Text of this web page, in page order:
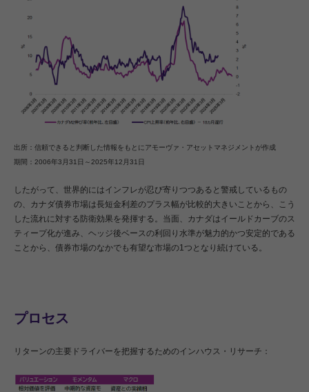
出所：信頼できると判断した情報をもとにアモーヴァ・アセットマネジメントが作成
期間：2006年3月31日～2025年12月31日
したがって、世界的にはインフレが忍び寄りつつあると警戒しているもの
の、カナダ債券市場は長短金利差のプラス幅が比較的大きいことから、こう
した流れに対する防衛効果を発揮する。当面、カナダはイールドカーブのス
ティープ化が進み、ヘッジ後ベースの利回り水準が魅力的かつ安定的である
ことから、債券市場のなかでも有望な市場の1つとなり続けている。
プロセス
リターンの主要ドライバーを把握するためのインハウス・リサーチ：